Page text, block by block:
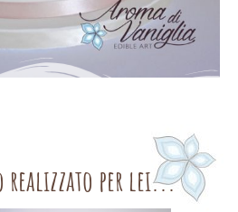
realizzato per lei...